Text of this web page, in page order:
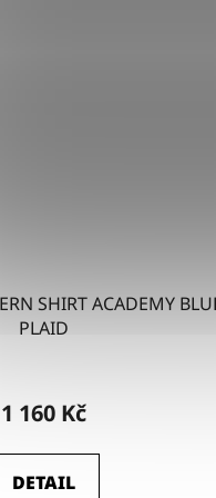
SHIRT ACADEMY
PLAID
1 160 Kč
DETAIL